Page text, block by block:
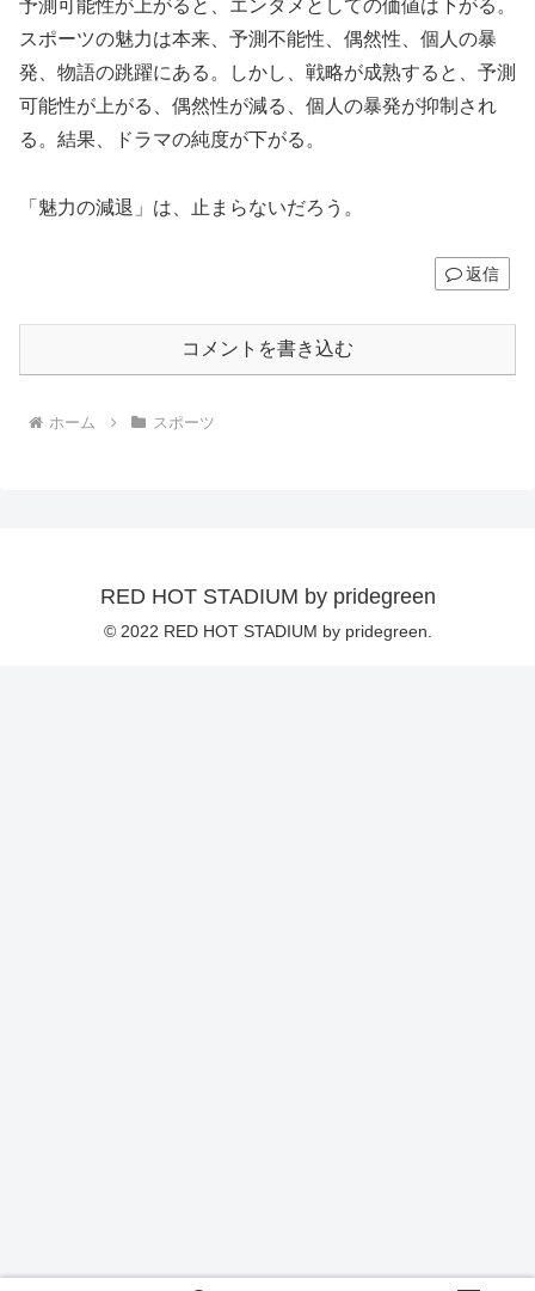
予測可能性が上がると、エンタメとしての価値は下がる。
スポーツの魅力は本来、予測不能性、偶然性、個人の暴
発、物語の跳躍にある。しかし、戦略が成熟すると、予測
可能性が上がる、偶然性が減る、個人の暴発が抑制され
る。結果、ドラマの純度が下がる。
「魅力の減退」は、止まらないだろう。
返信
コメントを書き込む
ホーム スポーツ
RED HOT STADIUM by pridegreen
© 2022 RED HOT STADIUM by pridegreen.